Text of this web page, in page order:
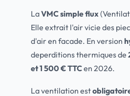
LaVMC simple flux
Elle extrait l'air vicie des
d'air en facade. En version
deperditions thermiques de
et 1 500 € TTCen 2026.
La ventilation est